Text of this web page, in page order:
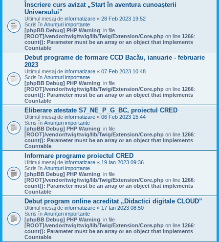
Înscriere curs avizat „Start în aventura cunoașterii
Universului”
Ultimul mesaj de informatizare « 28 Feb 2023 19:52
Scris în Anunțuri importante
[phpBB Debug] PHP Warning: in file
[ROOT]/vendor/twig/twig/lib/Twig/Extension/Core.php on line 1266:
count(): Parameter must be an array or an object that implements
Countable
Debut programe de formare CCD Bacău, ianuarie - februarie
2023
Ultimul mesaj de informatizare « 07 Feb 2023 10:48
Scris în Anunțuri importante
[phpBB Debug] PHP Warning: in file
[ROOT]/vendor/twig/twig/lib/Twig/Extension/Core.php on line 1266:
count(): Parameter must be an array or an object that implements
Countable
Eliberare atestate S7_NE_P_G_BC, proiectul CRED
Ultimul mesaj de informatizare « 06 Feb 2023 15:44
Scris în Anunțuri importante
[phpBB Debug] PHP Warning: in file
[ROOT]/vendor/twig/twig/lib/Twig/Extension/Core.php on line 1266:
count(): Parameter must be an array or an object that implements
Countable
Informare programe proiectul CRED
Ultimul mesaj de informatizare « 19 Ian 2023 09:36
Scris în Anunțuri importante
[phpBB Debug] PHP Warning: in file
[ROOT]/vendor/twig/twig/lib/Twig/Extension/Core.php on line 1266:
count(): Parameter must be an array or an object that implements
Countable
Debut program online acreditat „Didactici digitale CLOUD”
Ultimul mesaj de informatizare « 17 Ian 2023 08:50
Scris în Anunțuri importante
[phpBB Debug] PHP Warning: in file
[ROOT]/vendor/twig/twig/lib/Twig/Extension/Core.php on line 1266:
count(): Parameter must be an array or an object that implements
Countable